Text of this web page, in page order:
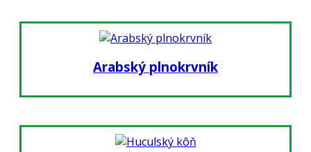
Arabský plnokrvník